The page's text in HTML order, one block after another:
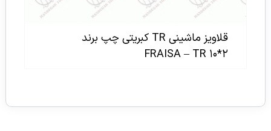
قلاویز ماشینی TR کبریتی چپ برند
FRAISA – TR ۱۰*۲